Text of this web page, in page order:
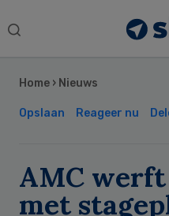
Search
Home › Nieuws
Opslaan Reageer nu
AMC
met
Sidebar